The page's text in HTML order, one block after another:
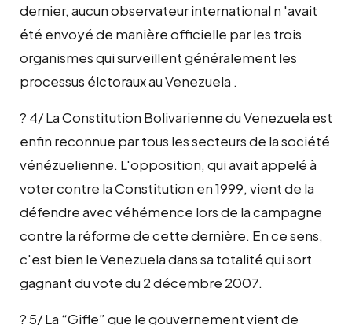
dernier, aucun observateur international n 'avait
été envoyé de manière officielle par les trois
organismes qui surveillent généralement les
processus élctoraux au Venezuela .
? 4/ La Constitution Bolivarienne du Venezuela est
enfin reconnue par tous les secteurs de la société
vénézuelienne. L'opposition, qui avait appelé à
voter contre la Constitution en 1999, vient de la
défendre avec véhémence lors de la campagne
contre la réforme de cette dernière. En ce sens,
c'est bien le Venezuela dans sa totalité qui sort
gagnant du vote du 2 décembre 2007.
? 5/ La “Gifle” que le gouvernement vient de